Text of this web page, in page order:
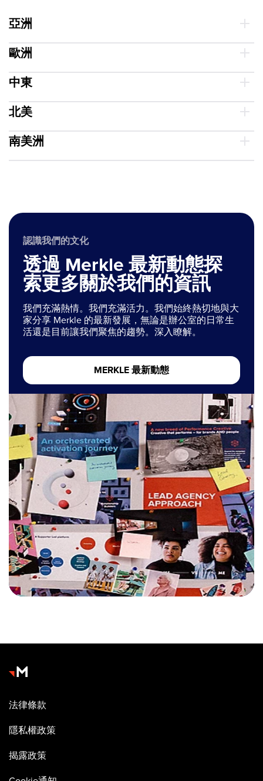
亞洲
歐洲
中東
北美
南美洲
認識我們的文化
透過 Merkle 最新動態探
索更多關於我們的資訊
我們充滿熱情。我們充滿活力。我們始終熱切地與大
家分享 Merkle 的最新發展，無論是辦公室的日常生
活還是目前讓我們聚焦的趨勢。深入瞭解。
MERKLE 最新動態
法律條款
隱私權政策
揭露政策